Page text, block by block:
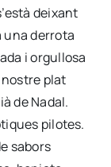
dei­xant
una derro­ta
i orgu­llo­sa
nos­tre plat
de Nadal.
pilo­tes.
sabors